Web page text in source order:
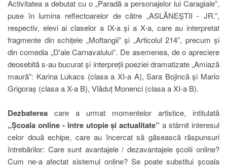
Activitatea a debutat cu o „Paradă a personajelor lui Caragiale”,
puse în lumina reflectoarelor de către „ASLĂNEȘTII - JR.”,
respectiv, elevi ai claselor a IX-a și a X-a, care au interpretat
fragmente din schițele „Moftangii” și „Articolul 214”, precum și
din comedia „D'ale Carnavalului”. De asemenea, de o apreciere
deosebită s-au bucurat și interpreții poeziei dramatizate „Amiază
maură”: Karina Lukacs (clasa a XI-a A), Sara Bojincă și Mario
Grigoraș (clasa a X-a B), Vlăduț Monenci (clasa a XI-a B).
Dezbaterea care a urmat momentelor artistice, intitulată
„Școala online - între utopie și actualitate” a stârnit interesul
celor două echipe, care au încercat să găsească răspunsuri
întrebărilor: Care sunt avantajele / dezavantajele școlii online?
Cum ne-a afectat sistemul online? Se poate substitui școala